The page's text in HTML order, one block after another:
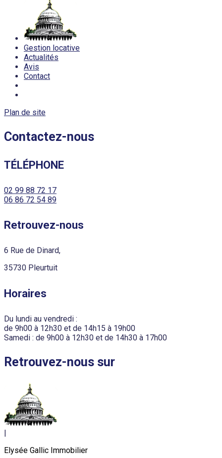
Gestion locative
Actualités
Avis
Contact
Plan de site
Contactez-nous
TÉLÉPHONE
02 99 88 72 17
06 86 72 54 89
Retrouvez-nous
6 Rue de Dinard,
35730 Pleurtuit
Horaires
Du lundi au vendredi :
de 9h00 à 12h30 et de 14h15 à 19h00
Samedi : de 9h00 à 12h30 et de 14h30 à 17h00
Retrouvez-nous sur
|
Elysée Gallic Immobilier